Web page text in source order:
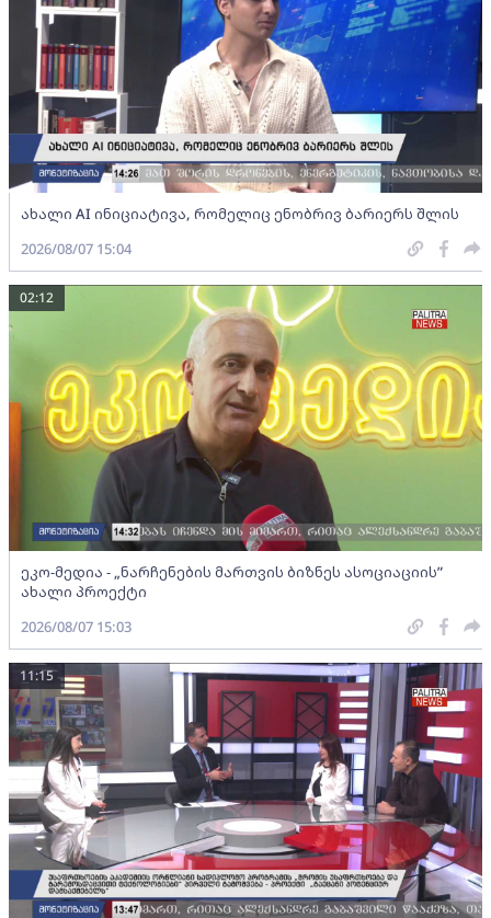
ახალი AI ინიციატივა, რომელიც ენობრივ ბარიერს შლის
2026/08/07 15:04
ეკო-მედია - „ნარჩენების მართვის ბიზნეს ასოციაციის”
ახალი პროექტი
02:12
2026/08/07 15:03
11:15